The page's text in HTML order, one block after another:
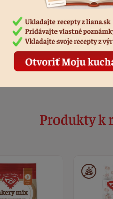
ak chcete pridať hodnotenie.
sa
Produkty k